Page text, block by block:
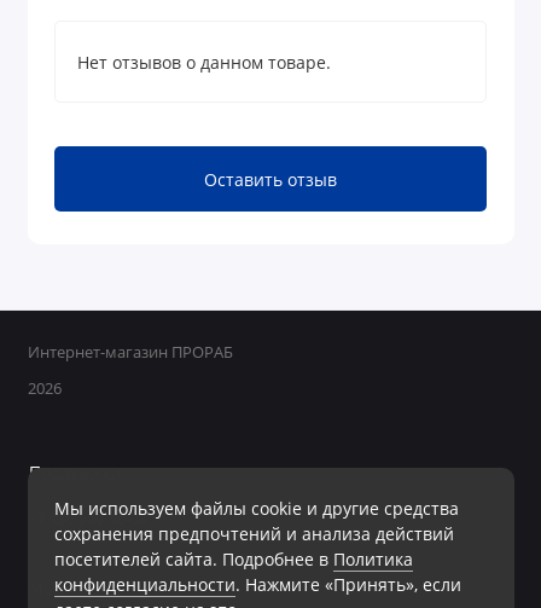
Нет отзывов о данном товаре.
Оставить отзыв
Мы используем файлы cookie и другие средства
сохранения предпочтений и анализа действий
посетителей сайта. Подробнее в Политика
конфиденциальности. Нажмите «Принять», если
Интернет-магазин ПРОРАБ
2026
Поддержка
+7 950 800-40-09
Ежедневно с 8:00 до 19:00 Без перерывов и выходных
Мы в сети